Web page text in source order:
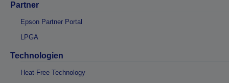
Partner
Epson Partner Portal
LPGA
Technologien
Heat-Free Technology